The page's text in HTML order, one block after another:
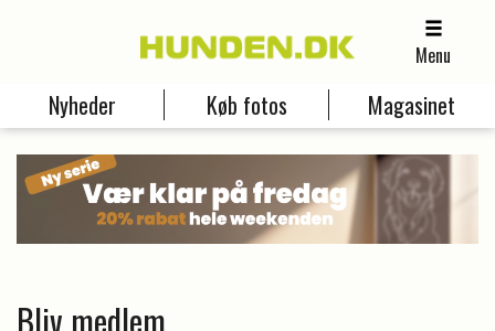
Menu
Nyheder Køb fotos Magasinet
Bliv medlem